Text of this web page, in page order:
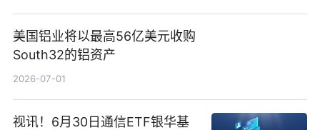
美国铝业将以最高56亿美元收购
South32的铝资产
2026-07-01
视讯！6月30日通信ETF银华基